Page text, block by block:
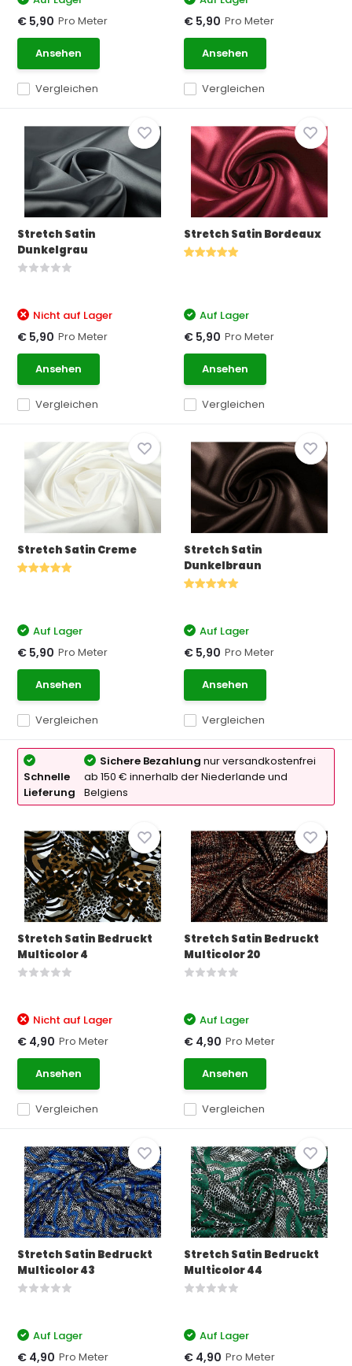
Vergleichen
€ 5,90 Pro Meter
Ansehen
Vergleichen
€ 5,90 Pro Meter
Ansehen
Stretch Satin
Dunkelgrau
Vergleichen
Nicht auf Lager
€ 5,90 Pro Meter
Ansehen
Stretch Satin Bordeaux
Vergleichen
Auf Lager
€ 5,90 Pro Meter
Ansehen
Stretch Satin Creme
Vergleichen
Auf Lager
€ 5,90 Pro Meter
Ansehen
Stretch Satin
Dunkelbraun
Vergleichen
Auf Lager
€ 5,90 Pro Meter
Ansehen
Schnelle
Lieferung
Sichere Bezahlung nur versandkostenfrei
ab 150 € innerhalb der Niederlande und
Belgiens
Stretch Satin Bedruckt
Multicolor 4
Vergleichen
Nicht auf Lager
€ 4,90 Pro Meter
Ansehen
Stretch Satin Bedruckt
Multicolor 20
Vergleichen
Auf Lager
€ 4,90 Pro Meter
Ansehen
Stretch Satin Bedruckt
Multicolor 43
Auf Lager
€ 4,90 Pro Meter
Stretch Satin Bedruckt
Multicolor 44
Auf Lager
€ 4,90 Pro Meter